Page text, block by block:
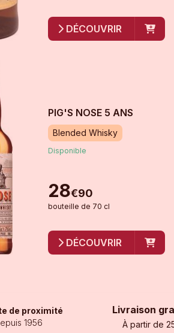
DÉCOUVRIR
PIG'S NOSE 5 ANS
Blended Whisky
Disponible
28€90
bouteille de 70 cl
DÉCOUVRIR
de proximité
1956
Livraison
À partir de